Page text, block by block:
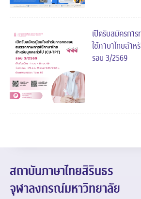
เปิดรับสมัครกา
ใช้ภาษาไทยสำห
รอบ 3/2569
สถาบันภาษาไทยสิรินธร
จุฬาลงกรณ์มหาวิทยาลัย